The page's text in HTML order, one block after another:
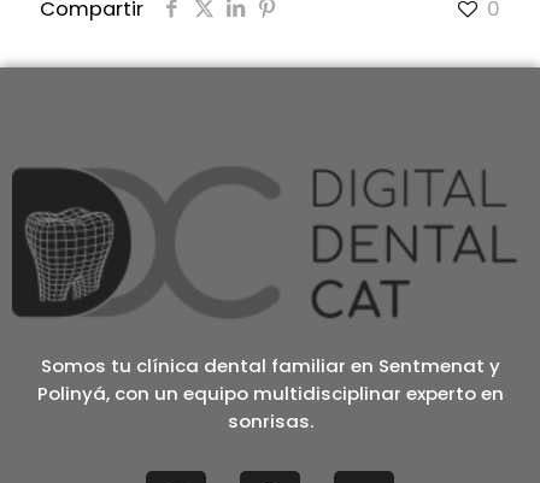
Compartir 0
Somos tu clínica dental familiar en Sentmenat y
Polinyá, con un equipo multidisciplinar experto en
sonrisas.